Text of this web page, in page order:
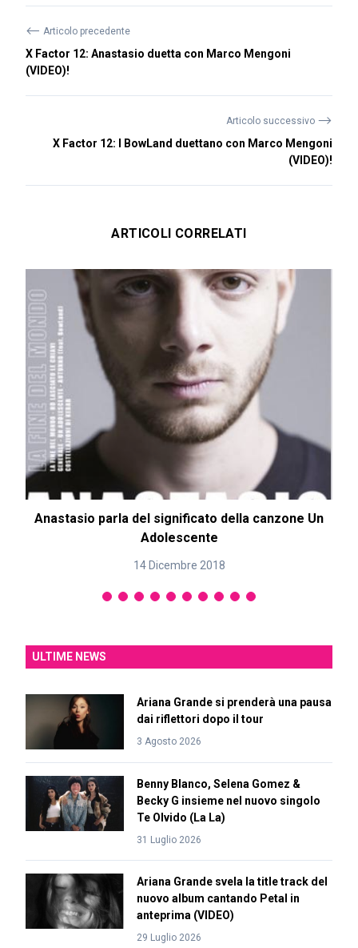
⟵ Articolo precedente
X Factor 12: Anastasio duetta con Marco Mengoni
(VIDEO)!
Articolo successivo ⟶
X Factor 12: I BowLand duettano con Marco Mengoni
(VIDEO)!
ARTICOLI CORRELATI
Anastasio parla del significato della canzone Un
Adolescente
14 Dicembre 2018
ULTIME NEWS
Ariana Grande si prenderà una pausa
dai riflettori dopo il tour
3 Agosto 2026
Benny Blanco, Selena Gomez &
Becky G insieme nel nuovo singolo
Te Olvido (La La)
31 Luglio 2026
Ariana Grande svela la title track del
nuovo album cantando Petal in
anteprima (VIDEO)
29 Luglio 2026